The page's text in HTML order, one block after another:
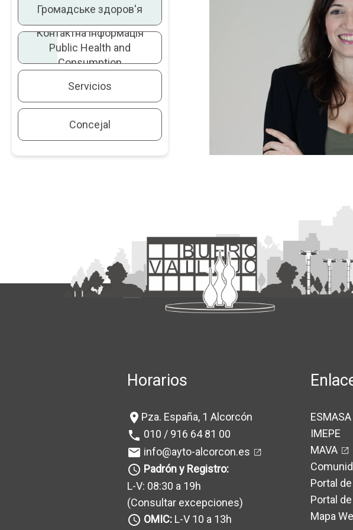
Громадське здоров'я
Контактна інформація
Public Health and
Consumption
Servicios
Concejal
Для отримання
інформації відвідайте
наступну сторінку
БІЛЬШЕ ІНФОРМАЦІЇ
Horarios
location_on Pza. España, 1 Alcorcón
phone 010 / 916 64 81 00
mail info@ayto-alcorcon.es
query_builder Padrón y Registro:
L-V: 08:30 a 19h
(Consultar excepciones)
query_builder OMIC: L-V 10 a 13h
ESMASA
IMEPE
MAVA
Portal
Portal
Mapa